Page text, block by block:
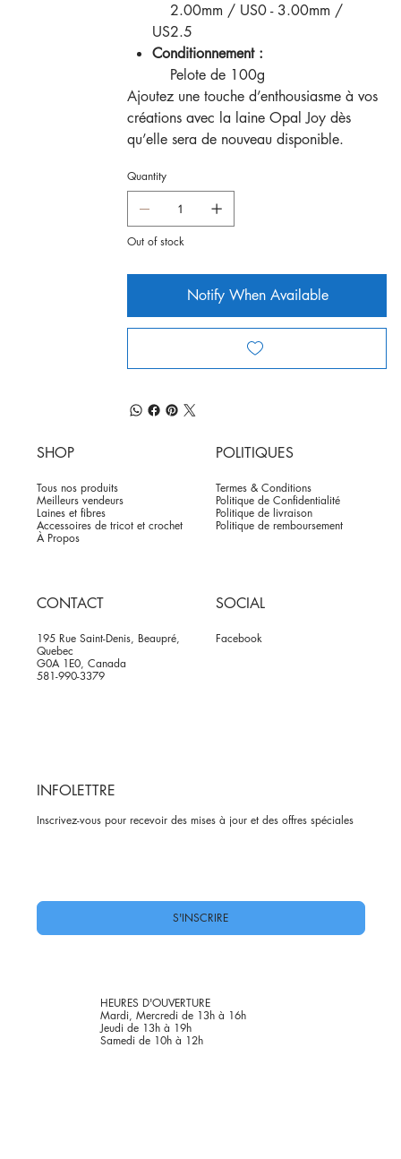
2.00mm / US0 - 3.00mm /
US2.5
Conditionnement :
Pelote de 100g
Ajoutez une touche d’enthousiasme à vos
créations avec la laine Opal Joy dès
qu’elle sera de nouveau disponible.
Quantity
Out of stock
Notify When Available
SHOP
Tous nos produits
Meilleurs vendeurs
Laines et fibres
Accessoires de tricot et crochet
À Propos
POLITIQUES
Termes & Conditions
Politique de Confidentialité
Politique de livraison
Politique de remboursement
CONTACT
195 Rue Saint-Denis, Beaupré,
Quebec
G0A 1E0, Canada
581-990-3379
SOCIAL
Facebook
INFOLETTRE
Inscrivez-vous pour recevoir des mises à jour et des offres spéciales
S'INSCRIRE
HEURES D'OUVERTURE
Mardi, Mercredi de 13h à 16h
Jeudi de 13h à 19h
Samedi de 10h à 12h